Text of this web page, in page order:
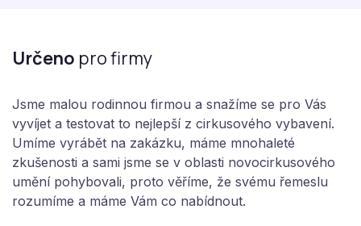
Určeno pro firmy
Jsme malou rodinnou firmou a snažíme se pro Vás
vyvíjet a testovat to nejlepší z cirkusového vybavení.
Umíme vyrábět na zakázku, máme mnohaleté
zkušenosti a sami jsme se v oblasti novocirkusového
umění pohybovali, proto věříme, že svému řemeslu
rozumíme a máme Vám co nabídnout.